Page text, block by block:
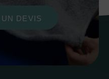
DEVIS